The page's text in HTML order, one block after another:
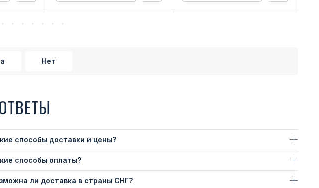
Нет
способы доставки и цены?
способы оплаты?
ли доставка в страны СНГ?